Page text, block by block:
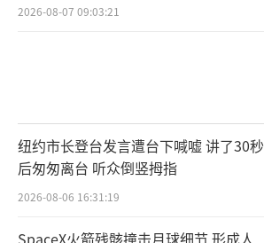
2026-08-07 09:03:21
纽约市长登台发言遭台下喊嘘 讲了30秒
后匆匆离台 听众倒竖拇指
2026-08-06 16:31:19
SpaceX火箭残骸撞击月球细节 形成人